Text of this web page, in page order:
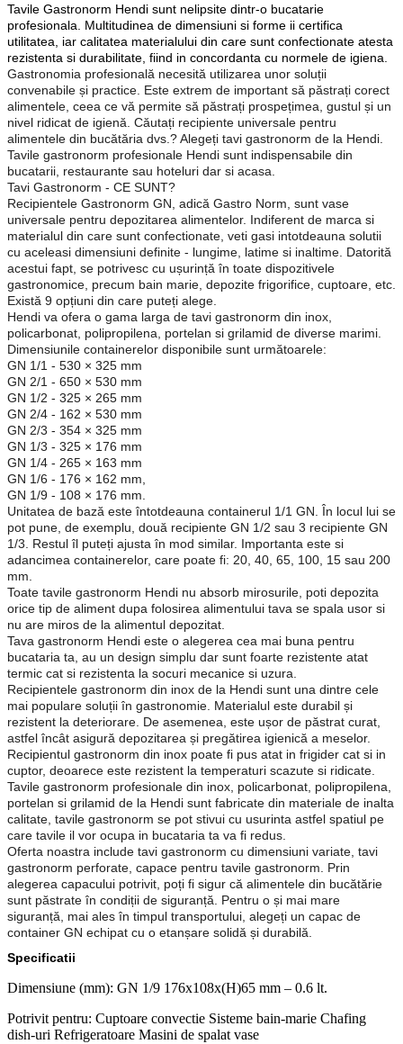
Tavile Gastronorm Hendi sunt nelipsite dintr-o bucatarie
profesionala. Multitudinea de dimensiuni si forme ii certifica
utilitatea, iar calitatea materialului din care sunt confectionate atesta
rezistenta si durabilitate, fiind in concordanta cu normele de igiena.
Gastronomia profesională necesită utilizarea unor soluții
convenabile și practice. Este extrem de important să păstrați corect
alimentele, ceea ce vă permite să păstrați prospețimea, gustul și un
nivel ridicat de igienă. Căutați recipiente universale pentru
alimentele din bucătăria dvs.? Alegeți tavi gastronorm de la Hendi.
Tavile gastronorm profesionale Hendi sunt indispensabile din
bucatarii, restaurante sau hoteluri dar si acasa.
Tavi Gastronorm - CE SUNT?
Recipientele Gastronorm GN, adică Gastro Norm, sunt vase
universale pentru depozitarea alimentelor. Indiferent de marca si
materialul din care sunt confectionate, veti gasi intotdeauna solutii
cu aceleasi dimensiuni definite - lungime, latime si inaltime. Datorită
acestui fapt, se potrivesc cu ușurință în toate dispozitivele
gastronomice, precum bain marie, depozite frigorifice, cuptoare, etc.
Există 9 opțiuni din care puteți alege.
Hendi va ofera o gama larga de tavi gastronorm din inox,
policarbonat, polipropilena, portelan si grilamid de diverse marimi.
Dimensiunile containerelor disponibile sunt următoarele:
GN 1/1 - 530 × 325 mm
GN 2/1 - 650 × 530 mm
GN 1/2 - 325 × 265 mm
GN 2/4 - 162 × 530 mm
GN 2/3 - 354 × 325 mm
GN 1/3 - 325 × 176 mm
GN 1/4 - 265 × 163 mm
GN 1/6 - 176 × 162 mm,
GN 1/9 - 108 × 176 mm.
Unitatea de bază este întotdeauna containerul 1/1 GN. În locul lui se
pot pune, de exemplu, două recipiente GN 1/2 sau 3 recipiente GN
1/3. Restul îl puteți ajusta în mod similar. Importanta este si
adancimea containerelor, care poate fi: 20, 40, 65, 100, 15 sau 200
mm.
Toate tavile gastronorm Hendi nu absorb mirosurile, poti depozita
orice tip de aliment dupa folosirea alimentului tava se spala usor si
nu are miros de la alimentul depozitat.
Tava gastronorm Hendi este o alegerea cea mai buna pentru
bucataria ta, au un design simplu dar sunt foarte rezistente atat
termic cat si rezistenta la socuri mecanice si uzura.
Recipientele gastronorm din inox de la Hendi sunt una dintre cele
mai populare soluții în gastronomie. Materialul este durabil și
rezistent la deteriorare. De asemenea, este ușor de păstrat curat,
astfel încât asigură depozitarea și pregătirea igienică a meselor.
Recipientul gastronorm din inox poate fi pus atat in frigider cat si in
cuptor, deoarece este rezistent la temperaturi scazute si ridicate.
Tavile gastronorm profesionale din inox, policarbonat, polipropilena,
portelan si grilamid de la Hendi sunt fabricate din materiale de inalta
calitate, tavile gastronorm se pot stivui cu usurinta astfel spatiul pe
care tavile il vor ocupa in bucataria ta va fi redus.
Oferta noastra include tavi gastronorm cu dimensiuni variate, tavi
gastronorm perforate, capace pentru tavile gastronorm. Prin
alegerea capacului potrivit, poți fi sigur că alimentele din bucătărie
sunt păstrate în condiții de siguranță. Pentru o și mai mare
siguranță, mai ales în timpul transportului, alegeți un capac de
container GN echipat cu o etanșare solidă și durabilă.
Specificatii
Dimensiune (mm): GN 1/9 176x108x(H)65 mm – 0.6 lt.
Potrivit pentru: Cuptoare convectie Sisteme bain-marie Chafing
dish-uri Refrigeratoare Masini de spalat vase